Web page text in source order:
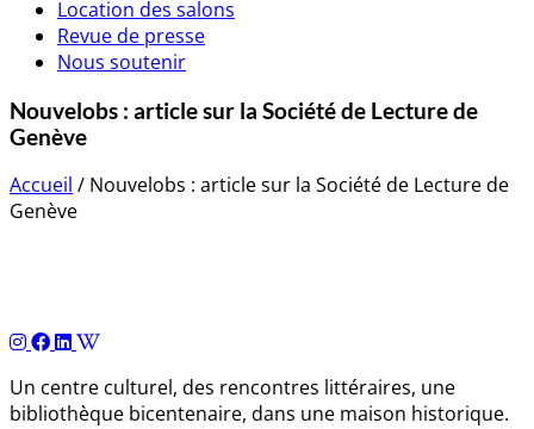
Location des salons
Revue de presse
Nous soutenir
Nouvelobs : article sur la Société de Lecture de
Genève
Accueil / Nouvelobs : article sur la Société de Lecture de
Genève
Un centre culturel, des rencontres littéraires, une
bibliothèque bicentenaire, dans une maison historique.